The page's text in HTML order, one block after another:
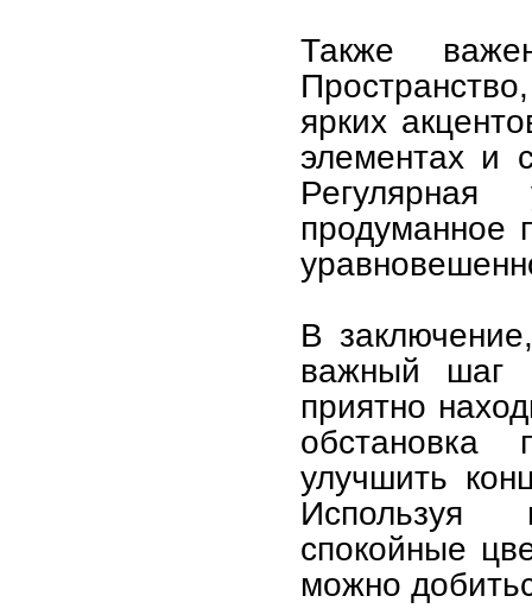
Также
ярких
элементах и
продуманное
В
важный шаг
приятно
обстановка
улучшить
Используя
спокойные
можно